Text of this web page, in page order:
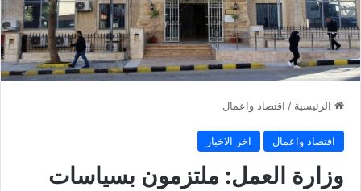
الرئيسية / اقتصاد واعمال
اقتصاد واعمال اخر الاخبار
وزارة العمل: ملتزمون بسياسات